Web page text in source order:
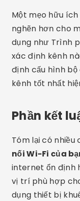
Một mẹo hữu
nghẽn hơn cho
dụng như Trình
xác định kênh
định cấu hình
kênh tốt nhất
Phần kết
Tóm lại có nhiều
nối Wi-Fi của
internet ổn định
vị trí phù hợp
dụng thiết bị